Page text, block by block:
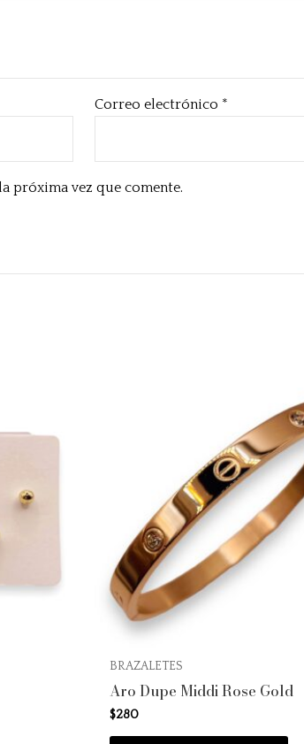
Correo electrónico *
próxima vez que comente.
BRAZALETES
Aro Dupe Middi Rose Gold
$280